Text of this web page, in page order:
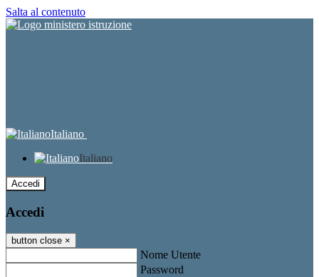
Salta al contenuto
Italiano
Italiano
Accedi
Accedi
button close ×
Nome Utente
Password